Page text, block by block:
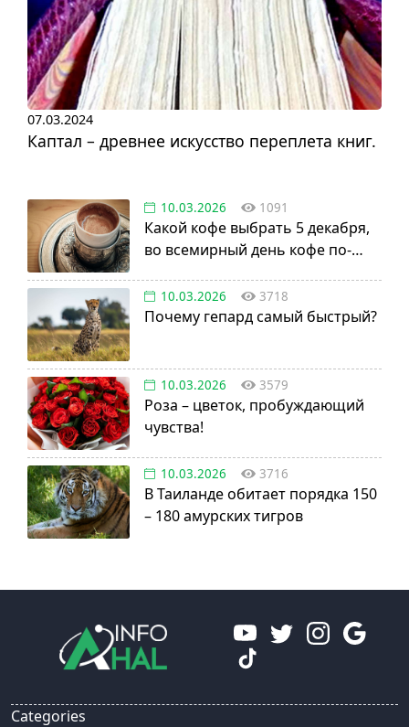
07.03.2024
Каптал – древнее искусство переплета книг.
10.03.2026 1091
Какой кофе выбрать 5 декабря,
во всемирный день кофе по-
10.03.2026 3718
Почему гепард самый быстрый?
10.03.2026 3579
Роза – цветок, пробуждающий
чувства!
10.03.2026 3716
В Таиланде обитает порядка 150
– 180 амурских тигров
Categories